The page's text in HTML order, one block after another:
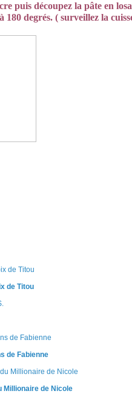
puis découpez la pâte en
degrés. ( surveillez la
de Titou
de Fabienne
Millionaire de Nicole